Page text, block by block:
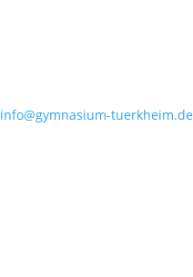
info@gymnasium-tuerkheim.de